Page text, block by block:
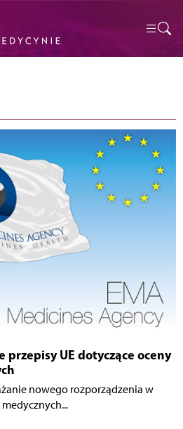
przepisy UE dotyczące oceny
nowego rozporządzenia w